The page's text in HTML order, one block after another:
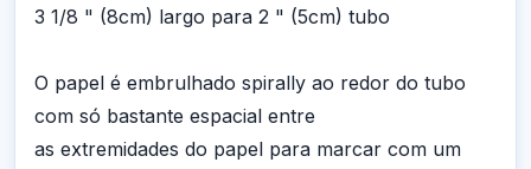
3 1/8 " (8cm) largo para 2 " (5cm) tubo
O papel é embrulhado spirally ao redor do tubo
com só bastante espacial entre
as extremidades do papel para marcar com um